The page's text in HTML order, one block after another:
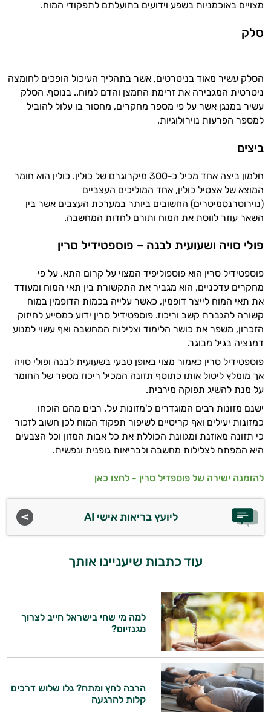
מצויים באוכמניות בשפע וידועים בתועלתם לתפקודי המוח.
סלק
הסלק עשיר מאוד בניטרטים, אשר בתהליך העיכול הופכים לחומצה
ניטרטית המגבירה את זרימת החמצן והדם למוח.. בנוסף, הסלק
עשיר במנגן אשר על פי מספר מחקרים, מחסור בו עלול להוביל
למספר הפרעות נוירולוגיות.
ביצים
חלמון ביצה אחד מכיל כ-300 מיקרוגרם של כולין. כולין הוא חומר
המוצא של אצטיל כולין, אחד המוליכים העצביים
(נוירוטרנסמיטרים) החשובים ביותר במערכת העצבים אשר בין
השאר עוזר לווסת את המוח ותורם לחדות המחשבה.
פולי סויה ושעועית לבנה – פוספטידיל סרין
פוספטידיל סרין הוא פוספוליפיד המצוי על קרום התא. על פי
מחקרים עדכניים, הוא מגביר את התקשורת בין תאי המוח ומעודד
את תאי המוח לייצר דופמין, כאשר עלייה בכמות הדופמין במוח
קשורה להגברת קשב וריכוז. פוספטידיל סרין ידוע כמסייע לחיזוק
הזכרון, משפר את כושר הלימוד וצלילות המחשבה ואף עשוי למנוע
דמנציה בגיל מבוגר.
פוספטידיל סרין כאמור מצוי באופן טבעי בשעועית לבנה ופולי סויה
אך מומלץ ליטול אותו כתוסף תזונה המכיל ריכוז מספר של החומר
על מנת להשיג תפוקה מירבית.
ישנם מזונות רבים המוגדרים כ'מזונות על'. רבים מהם הוכחו
כמזונות יעילים ואף קריטיים לשיפור תפקוד המוח לכן חשוב לזכור
כי תזונה מאוזנת ומגוונת הכוללת את כל אבות המזון וכל הצבעים
היא המפתח לצלילות מחשבה ולבריאות גופנית ונפשית.
להזמנה ישירה של פוספדיל סרין - לחצו כאן
ליועץ בריאות אישי AI
עוד כתבות שיעניינו אותך
למה מי שחי בישראל חייב לצרוך
מגנזיום?
הרבה לחץ ומתח? גלו שלוש דרכים
קלות להרגעה
ולמצב הגופני שלך, ולהסביר לך אילו רכיבים
אישיות מבוססות מדעית.
זה הזמן להתחיל. איך אוכל לעזור?